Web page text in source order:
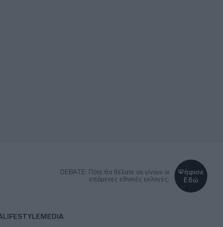
DEBATE: Πότε θα θέλατε να γίνουν οι
επόμενες εθνικές εκλογές;
Ψήφισε
Εδώ
LIFESTYLEMEDIA